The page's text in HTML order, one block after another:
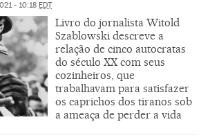
- 10:18 EDT
Livro do jornalista Witold
Szablowski descreve a
relação de cinco autocratas
do século XX com seus
cozinheiros, que
trabalhavam para satisfazer
os caprichos dos tiranos sob
a ameaça de perder a vida